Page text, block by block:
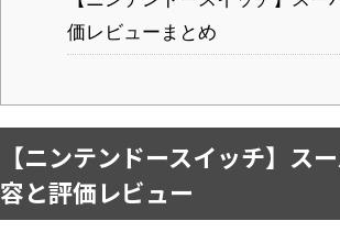
価レビューまとめ
【ニンテンドースイッチ】ス
容と評価レビュー